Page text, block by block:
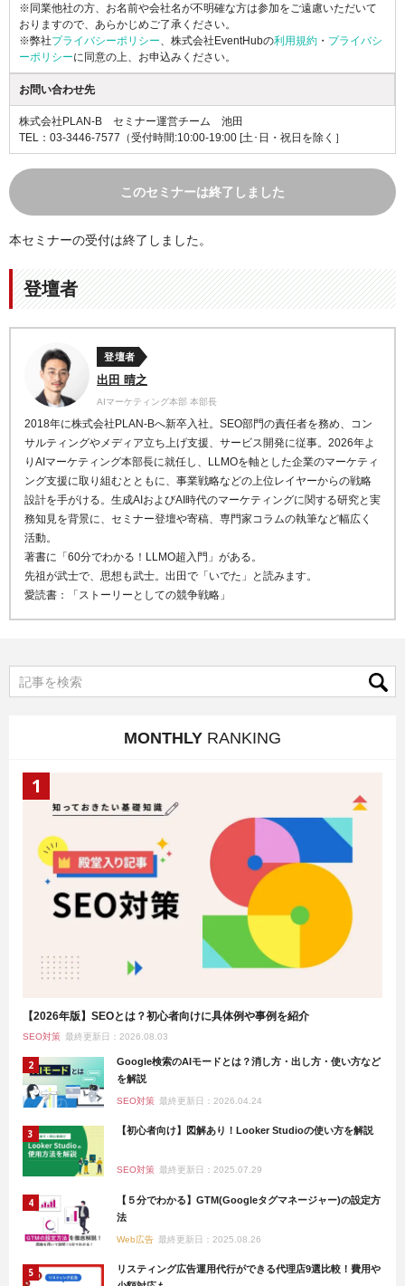
※同業他社の方、お名前や会社名が不明確な方は参加をご遠慮いただいて
おりますので、あらかじめご了承ください。
※弊社プライバシーポリシー、株式会社EventHubの利用規約 ・ プライバシ
ーポリシーに同意の上、お申込みください。
お問い合わせ先
株式会社PLAN-B セミナー運営チーム 池田
TEL：03-3446-7577 （受付時間:10:00-19:00 [土･日・祝日を除く］
このセミナーは終了しました
本セミナーの受付は終了しました。
登壇者
登壇者
出田 晴之
AIマーケティング本部 本部長
2018年に株式会社PLAN-Bへ新卒入社。SEO部門の責任者を務め、コン
サルティングやメディア立ち上げ支援、サービス開発に従事。2026年よ
りAIマーケティング本部長に就任し、LLMOを軸とした企業のマーケティ
ング支援に取り組むとともに、事業戦略などの上位レイヤーからの戦略
設計を手がける。生成AIおよびAI時代のマーケティングに関する研究と実
務知見を背景に、セミナー登壇や寄稿、専門家コラムの執筆など幅広く
活動。
著書に「60分でわかる！LLMO超入門」がある。
先祖が武士で、思想も武士。出田で「いでた」と読みます。
愛読書：「ストーリーとしての競争戦略」
MONTHLY RANKING
【2026年版】SEOとは？初心者向けに具体例や事例を紹介
SEO対策 最終更新日：2026.08.03
Google検索のAIモードとは？消し方・出し方・使い方など
を解説
SEO対策 最終更新日：2026.04.24
【初心者向け】図解あり！Looker Studioの使い方を解説
SEO対策 最終更新日：2025.07.29
【５分でわかる】GTM(Googleタグマネージャー)の設定方
法
Web広告 最終更新日：2025.08.26
リスティング広告運用代行ができる代理店9選比較！費用や